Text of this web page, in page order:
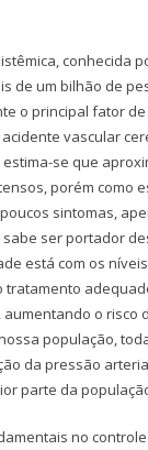
conhecida
de um bilhão de
o principal fator
vascular
se que
porém como
sintomas,
ser portador
está com os
o risco
população,
da pressão
parte da
no